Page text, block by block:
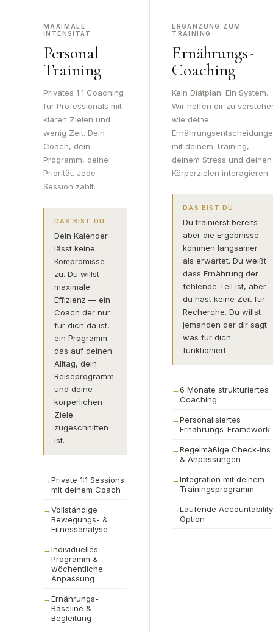
MAXIMALE
INTENSITÄT
Personal
Training
Privates 1:1 Coaching
für Professionals mit
klaren Zielen und
wenig Zeit. Dein
Coach, dein
Programm, deine
Priorität. Jede
Session zählt.
DAS BIST DU
Dein Kalender
lässt keine
Kompromisse
zu. Du willst
maximale
Effizienz — ein
Coach der nur
für dich da ist,
ein Programm
das auf deinen
Alltag, dein
Reiseprogramm
und deine
körperlichen
Ziele
zugeschnitten
ist.
Private 1:1 Sessions
mit deinem Coach
Vollständige
Bewegungs- &
Fitnessanalyse
Individuelles
Programm &
wöchentliche
Anpassung
Ernährungs-
Baseline &
Begleitung
ERGÄNZUNG ZUM
TRAINING
Ernährungs-
Coaching
Kein Diätplan. Ein System.
Wir helfen dir zu
wie deine
mit deinem Training,
deinem Stress und deinen
Körperzielen interagieren.
DAS BIST DU
Du trainierst bereits —
aber die Ergebnisse
kommen langsamer
als erwartet. Du weißt
dass Ernährung der
fehlende Teil ist, aber
du hast keine Zeit für
Recherche. Du willst
jemanden der dir sagt
was für dich
funktioniert.
6 Monate strukturiertes
Coaching
Personalisiertes
Ernährungs-Framework
Regelmäßige Check-ins
& Anpassungen
Integration mit deinem
Trainingsprogramm
Laufende
Option